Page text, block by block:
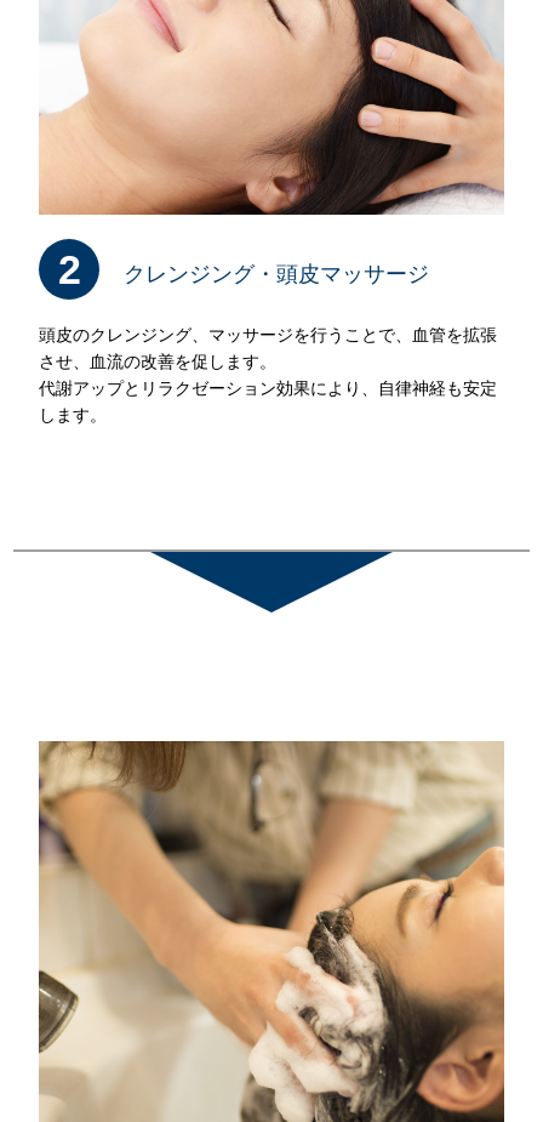
2 クレンジング・頭皮マッサージ
頭皮のクレンジング、マッサージを行うことで、血管を拡張
させ、血流の改善を促します。
代謝アップとリラクゼーション効果により、自律神経も安定
します。